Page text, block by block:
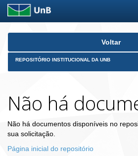
Skip
Voltar
REPOSITÓRIO INSTITUCIONAL DA UNB
Não há
Não há documentos disponíveis no
sua solicitação.
Página inicial do repositório